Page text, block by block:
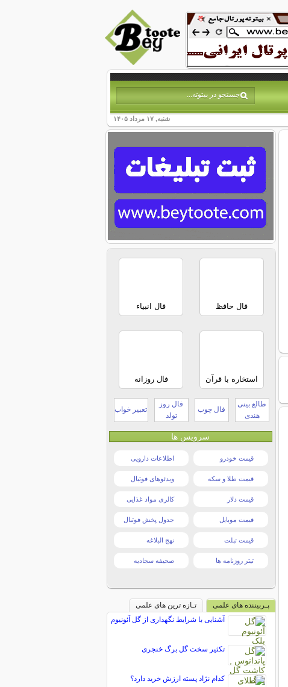
شنبه, ۱۷ مرداد ۱۴۰۵
فال حافظ فال انبیاء
استخاره با قرآن فال روزانه
طالع بینی
هندی
فال چوب
فال روز
تولد
تعبیر خواب
سرویس ها
قیمت خودرو اطلاعات دارویی
قیمت طلا و سکه ویدئوهای فوتبال
قیمت دلار کالری مواد غذایی
قیمت موبایل جدول پخش فوتبال
قیمت تبلت نهج البلاغه
تیتر روزنامه ها صحیفه سجادیه
پـربیننده های علمی
تـازه ترین های علمی
آشنایی با شرایط نگهداری از گل آئونیوم
تکثیر سخت گل برگ خنجری
کدام نژاد پسته ارزش خرید دارد؟